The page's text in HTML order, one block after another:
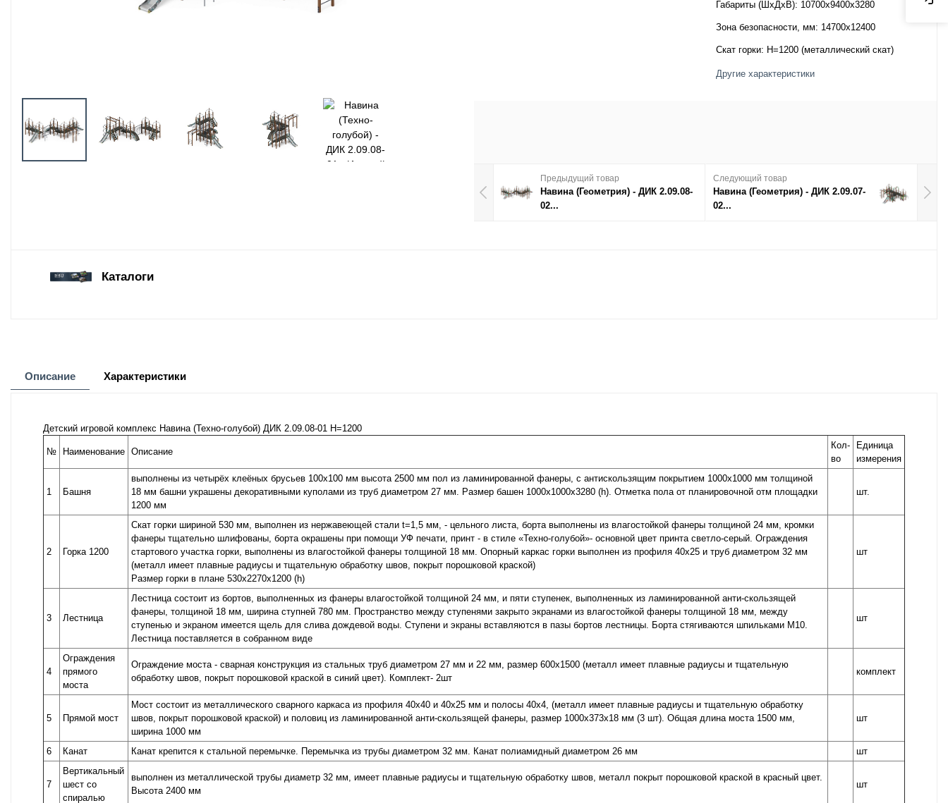
оборудование
Благоустройство
Габариты (ШхДхВ): 10700x9400x3280
Зона безопасности, мм: 14700х12400
Скат горки: H=1200 (металлический скат)
Другие характеристики
Предыдущий товар
Навина (Геометрия) - ДИК 2.09.08-
02...
Следующий товар
Навина (Геометрия) - ДИК 2.09.07-
02...
Каталоги
Описание Характеристики
Детский игровой комплекс Навина (Техно-голубой) ДИК 2.09.08-01 H=1200
№ Наименование Описание
Кол-
во
Единица
измерения
1 Башня
выполнены из четырёх клеёных брусьев 100х100 мм высота 2500 мм пол из ламинированной фанеры, с антискользящим покрытием 1000х1000 мм толщиной
18 мм башни украшены декоративными куполами из труб диаметром 27 мм. Размер башен 1000х1000х3280 (h). Отметка пола от планировочной отм площадки
1200 мм
шт.
2 Горка 1200
Скат горки шириной 530 мм, выполнен из нержавеющей стали t=1,5 мм, - цельного листа, борта выполнены из влагостойкой фанеры толщиной 24 мм, кромки
фанеры тщательно шлифованы, борта окрашены при помощи УФ печати, принт - в стиле «Техно-голубой»- основной цвет принта светло-серый. Ограждения
стартового участка горки, выполнены из влагостойкой фанеры толщиной 18 мм. Опорный каркас горки выполнен из профиля 40х25 и труб диаметром 32 мм
(металл имеет плавные радиусы и тщательную обработку швов, покрыт порошковой краской)
Размер горки в плане 530х2270х1200 (h)
шт
3 Лестница
Лестница состоит из бортов, выполненных из фанеры влагостойкой толщиной 24 мм, и пяти ступенек, выполненных из ламинированной анти-скользящей
фанеры, толщиной 18 мм, ширина ступней 780 мм. Пространство между ступенями закрыто экранами из влагостойкой фанеры толщиной 18 мм, между
ступенью и экраном имеется щель для слива дождевой воды. Ступени и экраны вставляются в пазы бортов лестницы. Борта стягиваются шпильками М10.
Лестница поставляется в собранном виде
шт
4
Ограждения
прямого
моста
Ограждение моста - сварная конструкция из стальных труб диаметром 27 мм и 22 мм, размер 600х1500 (металл имеет плавные радиусы и тщательную
обработку швов, покрыт порошковой краской в синий цвет). Комплект- 2шт
комплект
5 Прямой мост
Мост состоит из металлического сварного каркаса из профиля 40х40 и 40х25 мм и полосы 40х4, (металл имеет плавные радиусы и тщательную обработку
швов, покрыт порошковой краской) и половиц из ламинированной анти-скользящей фанеры, размер 1000х373х18 мм (3 шт). Общая длина моста 1500 мм,
ширина 1000 мм
шт
6 Канат Канат крепится к стальной перемычке. Перемычка из трубы диаметром 32 мм. Канат полиамидный диаметром 26 мм шт
7
Вертикальный
шест со
спиралью
выполнен из металлической трубы диаметр 32 мм, имеет плавные радиусы и тщательную обработку швов, металл покрыт порошковой краской в красный цвет.
Высота 2400 мм
шт